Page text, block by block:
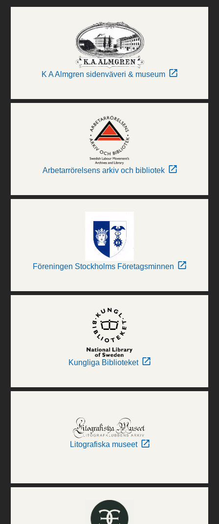
K A Almgren sidenväveri & museum
Arbetarrörelsens arkiv och bibliotek
Föreningen Stockholms Företagsminnen
Kungliga Biblioteket
Litografiska museet